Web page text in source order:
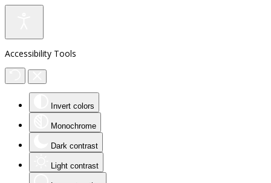
Accessibility Tools
Invert colors
Monochrome
Dark contrast
Light contrast